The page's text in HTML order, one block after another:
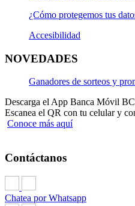
¿Cómo protegemos tus
Accesibilidad
NOVEDADES
Ganadores de sorteos y
Descarga el App Banca Móvil
Escanea el QR con tu celular y
Conoce más aquí
Contáctanos
Chatea por Whatsapp